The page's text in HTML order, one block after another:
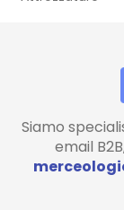
Siamo
email